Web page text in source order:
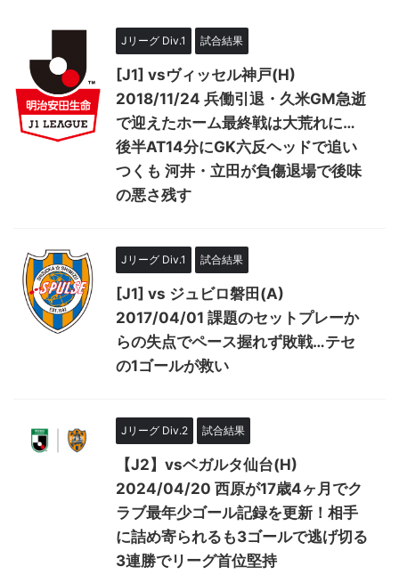
Jリーグ Div.1 試合結果
[J1] vsヴィッセル神戸(H)
2018/11/24 兵働引退・久米GM急逝
で迎えたホーム最終戦は大荒れに…
後半AT14分にGK六反ヘッドで追い
つくも 河井・立田が負傷退場で後味
の悪さ残す
Jリーグ Div.1 試合結果
[J1] vs ジュビロ磐田(A)
2017/04/01 課題のセットプレーか
らの失点でペース握れず敗戦…テセ
の1ゴールが救い
Jリーグ Div.2 試合結果
【J2】vsベガルタ仙台(H)
2024/04/20 西原が17歳4ヶ月でク
ラブ最年少ゴール記録を更新！相手
に詰め寄られるも3ゴールで逃げ切る
3連勝でリーグ首位堅持